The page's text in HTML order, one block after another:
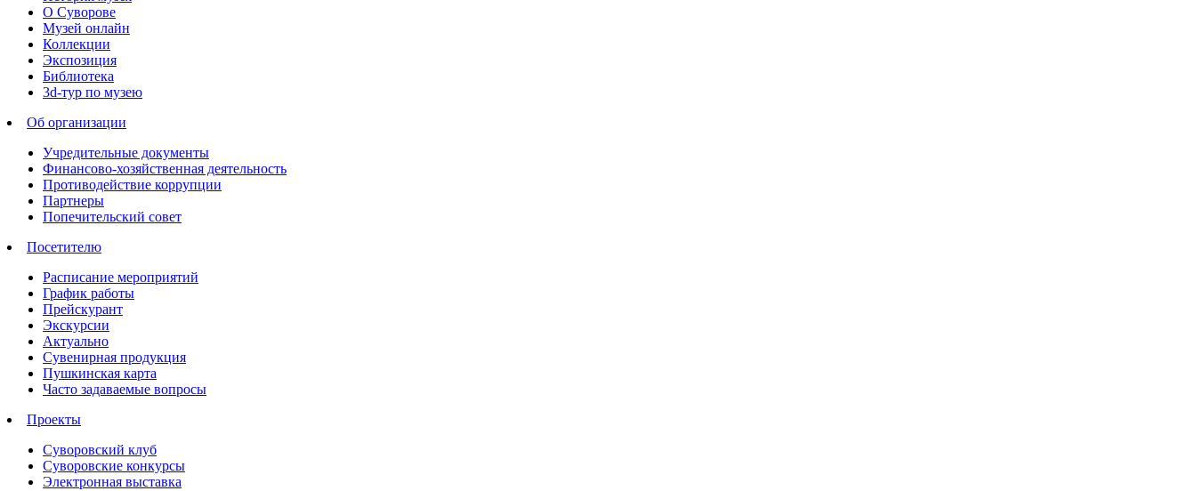
О Суворове
Музей онлайн
Коллекции
Экспозиция
Библиотека
3d-тур по музею
Об организации
Учредительные документы
Финансово-хозяйственная деятельность
Противодействие коррупции
Партнеры
Попечительский совет
Посетителю
Расписание мероприятий
График работы
Прейскурант
Экскурсии
Актуально
Сувенирная продукция
Пушкинская карта
Часто задаваемые вопросы
Проекты
Суворовский клуб
Суворовские конкурсы
Электронная выставка